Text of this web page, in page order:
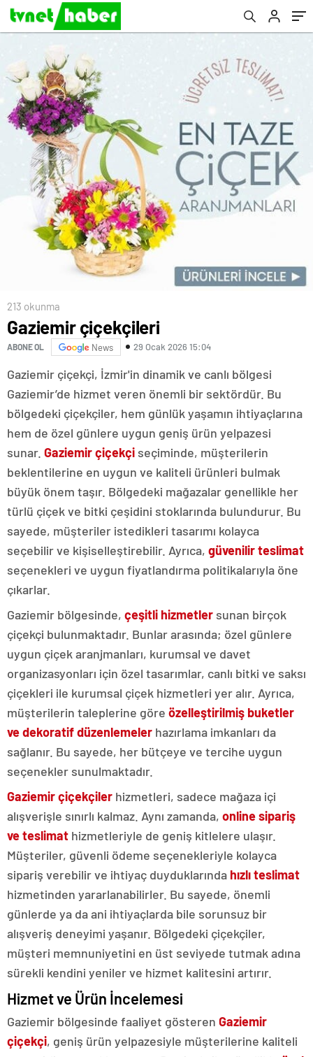
213 okunma
Gaziemir çiçekçileri
ABONE OL News 29 Ocak 2026 15:04
Gaziemir çiçekçi, İzmir'in dinamik ve canlı bölgesi
Gaziemir’de hizmet veren önemli bir sektördür. Bu
bölgedeki çiçekçiler, hem günlük yaşamın ihtiyaçlarına
hem de özel günlere uygun geniş ürün yelpazesi
sunar. Gaziemir çiçekçi seçiminde, müşterilerin
beklentilerine en uygun ve kaliteli ürünleri bulmak
büyük önem taşır. Bölgedeki mağazalar genellikle her
türlü çiçek ve bitki çeşidini stoklarında bulundurur. Bu
sayede, müşteriler istedikleri tasarımı kolayca
seçebilir ve kişiselleştirebilir. Ayrıca, güvenilir teslimat
seçenekleri ve uygun fiyatlandırma politikalarıyla öne
çıkarlar.
Gaziemir bölgesinde, çeşitli hizmetler sunan birçok
çiçekçi bulunmaktadır. Bunlar arasında; özel günlere
uygun çiçek aranjmanları, kurumsal ve davet
organizasyonları için özel tasarımlar, canlı bitki ve saksı
çiçekleri ile kurumsal çiçek hizmetleri yer alır. Ayrıca,
müşterilerin taleplerine göre özelleştirilmiş buketler
ve dekoratif düzenlemeler hazırlama imkanları da
sağlanır. Bu sayede, her bütçeye ve tercihe uygun
seçenekler sunulmaktadır.
Gaziemir çiçekçiler hizmetleri, sadece mağaza içi
alışverişle sınırlı kalmaz. Aynı zamanda, online sipariş
ve teslimat hizmetleriyle de geniş kitlelere ulaşır.
Müşteriler, güvenli ödeme seçenekleriyle kolayca
sipariş verebilir ve ihtiyaç duyduklarında hızlı teslimat
hizmetinden yararlanabilirler. Bu sayede, önemli
günlerde ya da ani ihtiyaçlarda bile sorunsuz bir
alışveriş deneyimi yaşanır. Bölgedeki çiçekçiler,
müşteri memnuniyetini en üst seviyede tutmak adına
sürekli kendini yeniler ve hizmet kalitesini artırır.
Hizmet ve Ürün İncelemesi
Gaziemir bölgesinde faaliyet gösteren Gaziemir
çiçekçi, geniş ürün yelpazesiyle müşterilerine kaliteli